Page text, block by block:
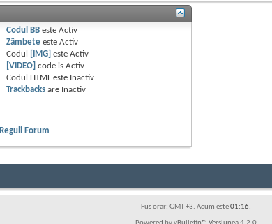
Codul BB esteActiv
Zâmbete esteActiv
Codul
[IMG] esteActiv
[VIDEO] code isActiv
Codul HTML este Inactiv
Trackbacks are Inactiv
Reguli Forum
Fus orar: GMT +3. Acum este01:16.